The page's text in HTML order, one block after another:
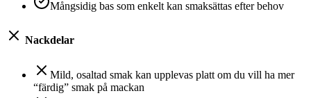
Mångsidig bas som enkelt kan smaksättas efter behov
Nackdelar
Mild, osaltad smak kan upplevas platt om du vill ha mer
“färdig” smak på mackan